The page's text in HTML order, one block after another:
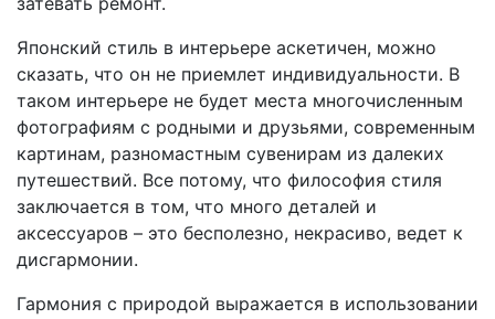
Японский стиль в интерьере аскетичен, можно
сказать, что он не приемлет индивидуальности. В
таком интерьере не будет места многочисленным
фотографиям с родными и друзьями, современным
картинам, разномастным сувенирам из далеких
путешествий. Все потому, что философия стиля
заключается в том, что много деталей и
аксессуаров – это бесполезно, некрасиво, ведет к
дисгармонии.
Гармония с природой выражается в использовании